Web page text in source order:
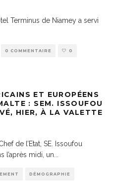
Terminus de Niamey a servi
0 COMMENTAIRE 0
ET EUROPÉENS
: SEM. ISSOUFOU
HIER, À LA VALETTE
de l’Etat, SE. Issoufou
l’après midi, un
DÉMOGRAPHIE